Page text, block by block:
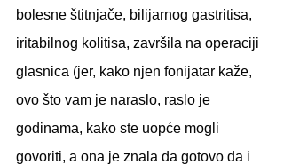
bolesne štitnjače, bilijarnog gastritisa,
iritabilnog kolitisa, završila na operaciji
glasnica (jer, kako njen fonijatar kaže,
ovo što vam je naraslo, raslo je
godinama, kako ste uopće mogli
govoriti, a ona je znala da gotovo da i